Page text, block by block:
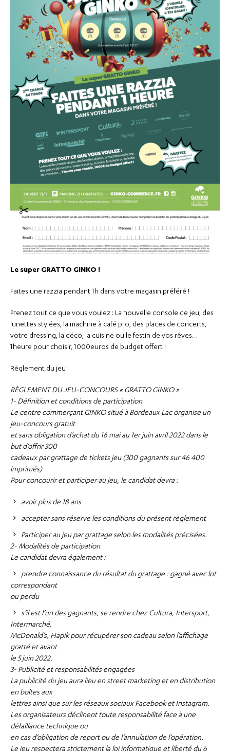
Le super GRATTO GINKO !
Faites une razzia pendant 1h dans votre magasin préféré !
Prenez tout ce que vous voulez : La nouvelle console de jeu, des
lunettes stylées, la machine à café pro, des places de concerts,
votre dressing, la déco, la cuisine ou le festin de vos rêves…
1heure pour choisir, 1000euros de budget offert !
Règlement du jeu :
RÈGLEMENT DU JEU-CONCOURS « GRATTO GINKO »
1- Définition et conditions de participation
Le centre commerçant GINKO situé à Bordeaux Lac organise un
jeu-concours gratuit
et sans obligation d’achat du 16 mai au 1er juin avril 2022 dans le
but d’offrir 300
cadeaux par grattage de tickets jeu (300 gagnants sur 46 400
imprimés)
Pour concourir et participer au jeu, le candidat devra :
avoir plus de 18 ans
accepter sans réserve les conditions du présent règlement
Participer au jeu par grattage selon les modalités précisées.
2- Modalités de participation
Le candidat devra également :
prendre connaissance du résultat du grattage : gagné avec lot
correspondant
ou perdu
s’il est l’un des gagnants, se rendre chez Cultura, Intersport,
Intermarché,
McDonald’s, Hapik pour récupérer son cadeau selon l’affichage
gratté et avant
le 5 juin 2022.
3- Publicité et responsabilités engagées
La publicité du jeu aura lieu en street marketing et en distribution
en boîtes aux
lettres ainsi que sur les réseaux sociaux Facebook et Instagram.
Les organisateurs déclinent toute responsabilité face à une
défaillance technique ou
en cas d’obligation de report ou de l’annulation de l’opération.
Le jeu respectera strictement la loi informatique et liberté du 6